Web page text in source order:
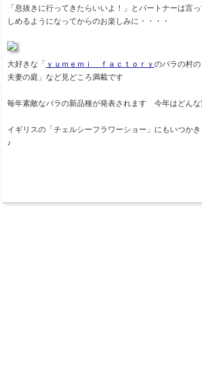
「息抜きに行ってきたらいいよ！」とパートナーは言
しめるようになってからのお楽しみに・・・・
大好きな「 ｙｕｍｅｍｉ ｆａｃｔｏｒｙ のバラの村
夫妻の庭」など見どころ満載です
毎年素敵なバラの新品種が発表されます 今年はどんな
イギリスの「チェルシーフラワーショー」にもいつか
♪